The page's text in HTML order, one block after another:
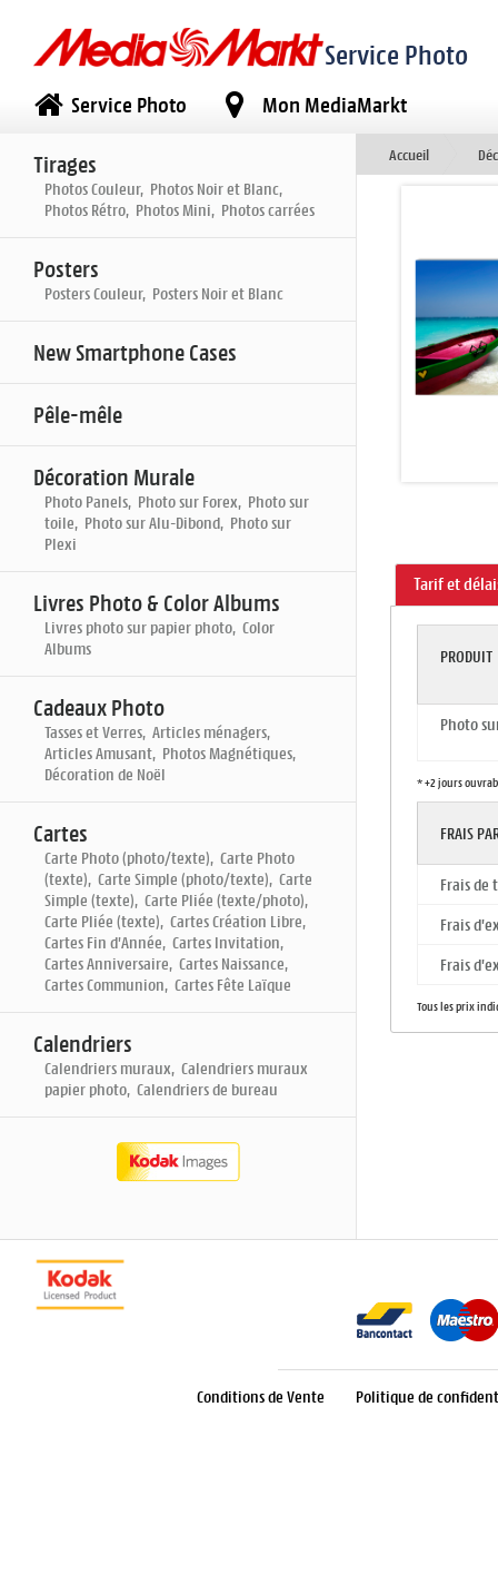
Service Photo
Service Photo Mon MediaMarkt
Tirages
Photos Couleur, Photos Noir et Blanc,
Photos Rétro, Photos Mini, Photos carrées
Posters
Posters Couleur, Posters Noir et Blanc
New Smartphone Cases
Pêle-mêle
Décoration Murale
Photo Panels, Photo sur Forex, Photo sur
toile, Photo sur Alu-Dibond, Photo sur
Plexi
Livres Photo & Color Albums
Livres photo sur papier photo, Color
Albums
Cadeaux Photo
Tasses et Verres, Articles ménagers,
Articles Amusant, Photos Magnétiques,
Décoration de Noël
Cartes
Carte Photo (photo/texte), Carte Photo
(texte), Carte Simple (photo/texte), Carte
Simple (texte), Carte Pliée (texte/photo),
Carte Pliée (texte), Cartes Création Libre,
Cartes Fin d'Année, Cartes Invitation,
Cartes Anniversaire, Cartes Naissance,
Cartes Communion, Cartes Fête Laïque
Calendriers
Calendriers muraux, Calendriers muraux
papier photo, Calendriers de bureau
Accueil
Tarif et
PRODUIT
Photo
* +2 jours
FRAIS
Frais
Frais
Frais
Tous les prix
Conditions de Vente Politique de